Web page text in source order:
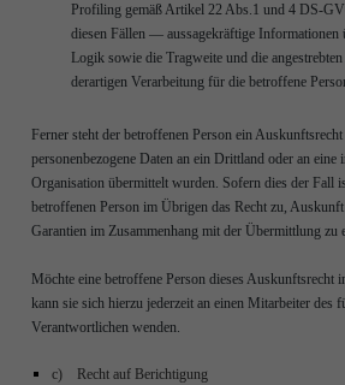
Profiling gemäß Artikel 22 Abs.1 und 4 DS-
diesen Fällen — aussagekräftige Informationen
Logik sowie die Tragweite und die
derartigen Verarbeitung für die betroffene
Ferner steht der betroffenen Person ein
personenbezogene Daten an ein Drittland oder an eine
Organisation übermittelt wurden. Sofern dies der Fall
betroffenen Person im Übrigen das Recht zu,
Garantien im Zusammenhang mit der Übermittlung zu
Möchte eine betroffene Person dieses Auskunftsrecht
kann sie sich hierzu jederzeit an einen Mitarbeiter des
Verantwortlichen wenden.
c) Recht auf Berichtigung